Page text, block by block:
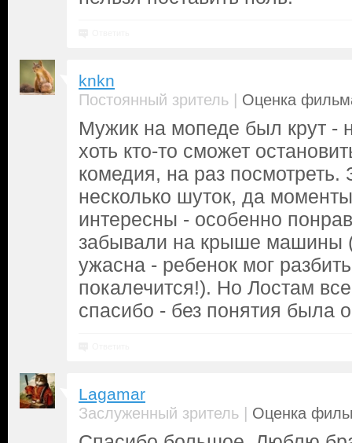
knkn
Постоянный зритель | Оценка
Мужик на мопеде был крут -
хоть кто-то сможет
комедия, на раз
несколько шуток, да
интересны - особенно
забывали на крыше машины
ужасна - ребенок мог
покалечится!). Но Лостам
спасибо - без понятия была
Lagamar
Заслуженный зритель | Оценка